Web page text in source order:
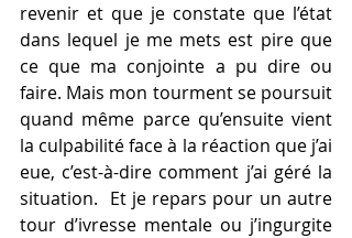
revenir et que je constate que l’état
dans lequel je me mets est pire que
ce que ma conjointe a pu dire ou
faire. Mais mon tourment se poursuit
quand même parce qu’ensuite vient
la culpabilité face à la réaction que j’ai
eue, c’est-à-dire comment j’ai géré la
situation.  Et je repars pour un autre
tour d’ivresse mentale ou j’ingurgite